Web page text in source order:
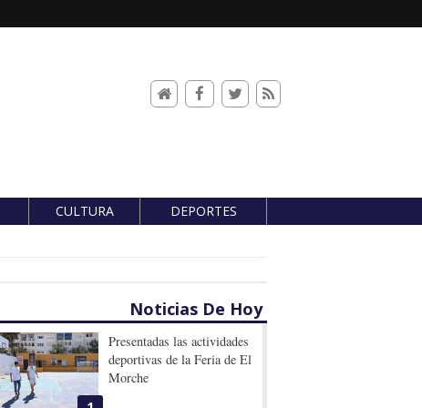
CULTURA DEPORTES
Noticias De Hoy
Presentadas las actividades
deportivas de la Feria de El
Morche